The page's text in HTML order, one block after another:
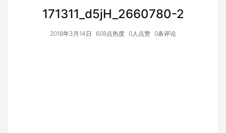
171311_d5jH_2660780-2
2018年3月14日 608点热度 0人点赞 0条评论